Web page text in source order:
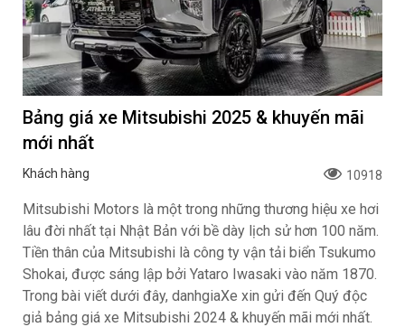
Bảng giá xe Mitsubishi 2025 & khuyến mãi
mới nhất
Khách hàng 10918
Mitsubishi Motors là một trong những thương hiệu xe hơi
lâu đời nhất tại Nhật Bản với bề dày lịch sử hơn 100 năm.
Tiền thân của Mitsubishi là công ty vận tải biển Tsukumo
Shokai, được sáng lập bởi Yataro Iwasaki vào năm 1870.
Trong bài viết dưới đây, danhgiaXe xin gửi đến Quý độc
giả bảng giá xe Mitsubishi 2024 & khuyến mãi mới nhất.